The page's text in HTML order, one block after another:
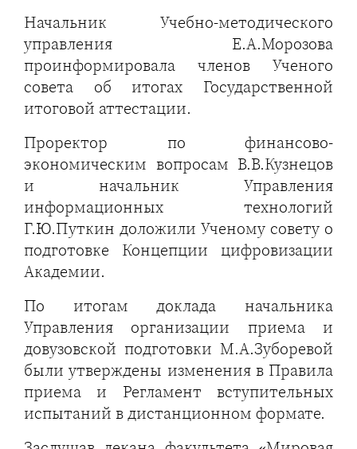
Начальник Учебно-методического
управления Е.А.Морозова
проинформировала членов Ученого
совета об итогах Государственной
итоговой аттестации.
Проректор по финансово-
экономическим вопросам В.В.Кузнецов
и начальник Управления
информационных технологий
Г.Ю.Путкин доложили Ученому совету о
подготовке Концепции цифровизации
Академии.
По итогам доклада начальника
Управления организации приема и
довузовской подготовки М.А.Зуборевой
были утверждены изменения в Правила
приема и Регламент вступительных
испытаний в дистанционном формате.